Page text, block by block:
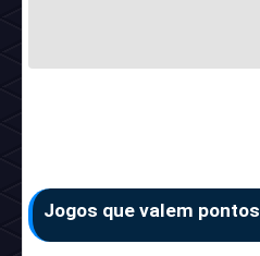
Jogos que valem pontos